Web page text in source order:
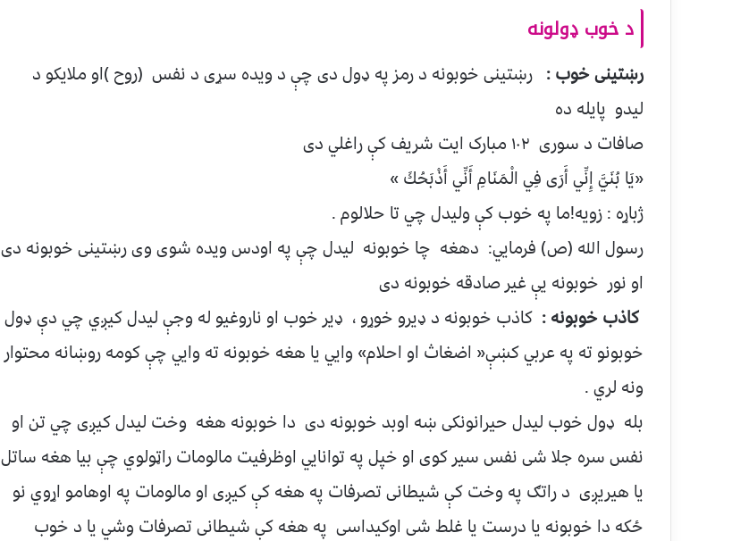
د خوب ډولونه
رښتینی خوب : رښتینی خوبونه د رمز په ډول دی چې د ویده سړی د نفس (روح )او ملایکو د
لیدو پایله ده
صافات د سوری ۱۰۲ مبارک ایت شریف کې راغلي دی
«يَا بُنَيَّ إِنِّي أَرَى فِي الْمَنَامِ أَنِّي أَذْبَحُكَ »
ژباړه : زویه!ما په خوب کې ولیدل چي تا حلالوم .
رسول الله (ص) فرمايي: دهغه چا خوبونه لیدل چې په اودس ویده شوی وی رښتینی خوبونه دی
او نور خوبونه یې غیر صادقه خوبونه دی
کاذب خوبونه : کاذب خوبونه د ډیرو خوړو ، ډیر خوب او ناروغیو له وجې لیدل کیږي چي دې ډول
خوبونو ته په عربي کښې« اضغاث او احلام» وايي یا هغه خوبونه ته وايي چې کومه روښانه محتوار
ونه لري .
بله ډول خوب لیدل حیرانونکی ښه اوبد خوبونه دی دا خوبونه هغه وخت لیدل کیږی چي تن او
نفس سره جلا شی نفس سیر کوی او خپل په توانايي اوظرفیت مالومات راټولوي چې بیا هغه ساتل
یا هیریږی د راتګ په وخت کې شیطانی تصرفات په هغه کې کیږی او مالومات په اوهامو اړوي نو
ځکه دا خوبونه یا درست یا غلط شی اوکیداسی په هغه کې شیطانی تصرفات وشي یا د خوب